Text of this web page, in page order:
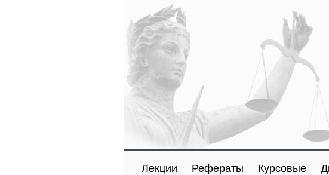
Лекции Рефераты Курсовые